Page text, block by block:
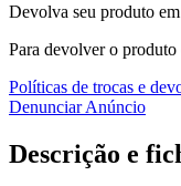
Devolva seu produto
Para devolver o produto
Políticas de trocas e
Denunciar Anúncio
Descrição e